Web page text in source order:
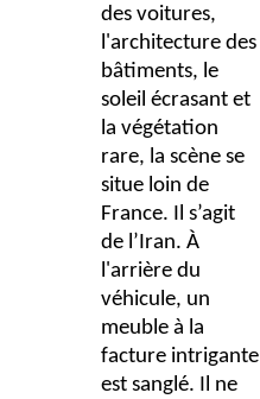
des voitures,
l'architecture des
bâtiments, le
soleil écrasant et
la végétation
rare, la scène se
situe loin de
France. Il s’agit
de l’Iran. À
l'arrière du
véhicule, un
meuble à la
facture intrigante
est sanglé. Il ne